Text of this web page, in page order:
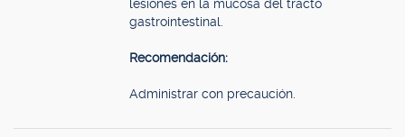
lesiones en la mucosa del tracto
gastrointestinal.
Recomendación:
Administrar con precaución.